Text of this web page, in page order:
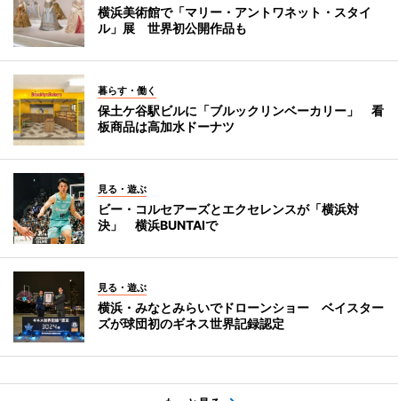
横浜美術館で「マリー・アントワネット・スタイ
ル」展 世界初公開作品も
暮らす・働く
保土ケ谷駅ビルに「ブルックリンベーカリー」 看
板商品は高加水ドーナツ
見る・遊ぶ
ビー・コルセアーズとエクセレンスが「横浜対
決」 横浜BUNTAIで
見る・遊ぶ
横浜・みなとみらいでドローンショー ベイスター
ズが球団初のギネス世界記録認定